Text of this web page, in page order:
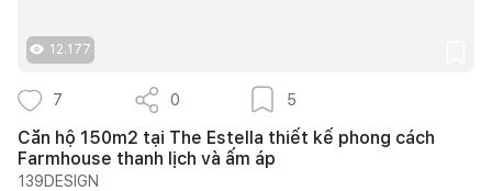
12.177
7 0 5
Căn hộ 150m2 tại The Estella thiết kế phong cách
Farmhouse thanh lịch và ấm áp
139DESIGN